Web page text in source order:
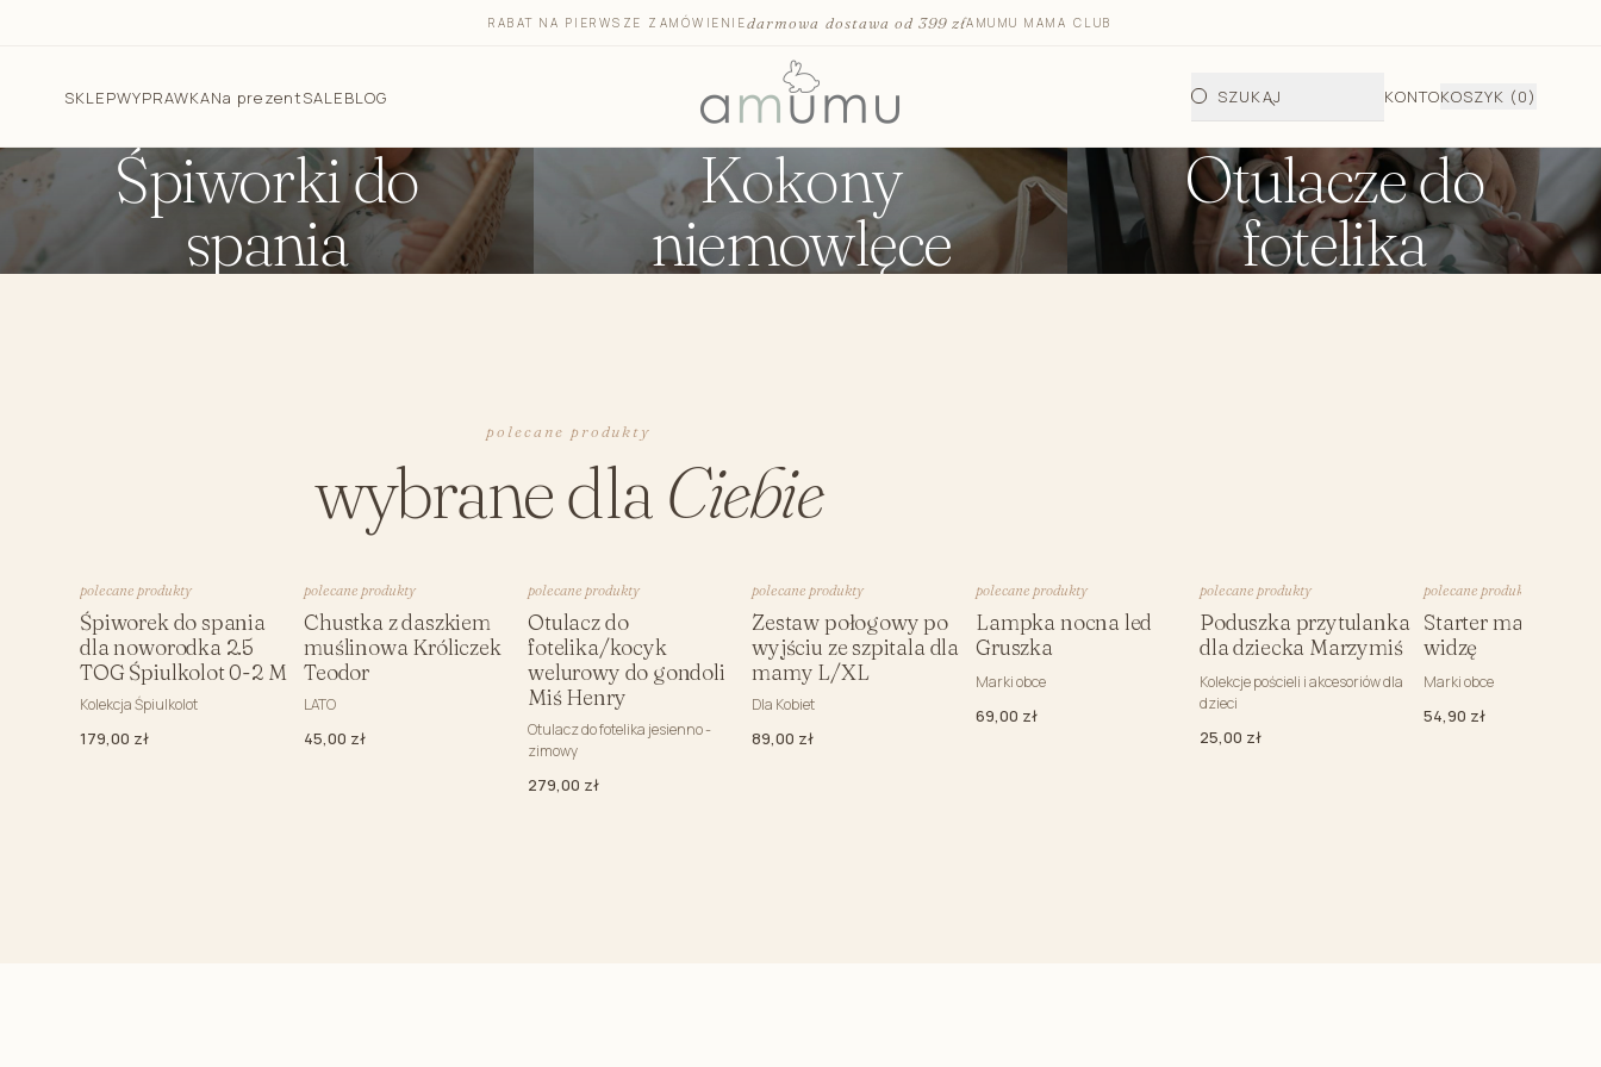
RABAT NA PIERWSZE ZAMÓWIENIEdarmowa dostawa od 399 złAMUMU MAMA CLUB
SKLEP
Pościel dla dzieci
Śpiworki do spania
Prześcieradło do łóżeczka
Prześcieradła do dostawki
Prześcieradło do kosza mojżesza
Podkład ochronny na materac
Poduszki
Otulacze i pieluszki bambusowe
Mata na przewijak
Akcesoria dla niemowląt
Środki czystości bezpieczne dla dzieci
Otulacze do fotelika i gondoli
Otulacz do fotelika i gondoli jesienno - zimowy
Kocyk Przedszkolaka
Poduszki z uszami
WYPRAWKANa prezentSALEBLOG SZUKAJ KONTOKOSZYK (0)
Śpiworki do
spania
Kokony
niemowlęce
Otulacze do
fotelika
polecane produkty
wybrane dlaCiebie
polecane produkty
Śpiworek do spania
dla noworodka 2.5
TOG Śpiulkolot 0-2 M
Kolekcja Śpiulkolot
179,00 zł
polecane produkty
Chustka z daszkiem
muślinowa Króliczek
Teodor
LATO
45,00 zł
polecane produkty
Otulacz do
fotelika/kocyk
welurowy do gondoli
Miś Henry
Otulacz do fotelika jesienno -
zimowy
279,00 zł
polecane produkty
Zestaw połogowy po
wyjściu ze szpitala dla
mamy L/XL
Dla Kobiet
89,00 zł
polecane produkty
Lampka nocna led
Gruszka
Marki obce
69,00 zł
polecane produkty
Poduszka przytulanka
dla dziecka Marzymiś
Kolekcje pościeli i akcesoriów dla
dzieci
25,00 zł
polecane produkty
Starter malucha
widzę
Marki obce
54,90 zł